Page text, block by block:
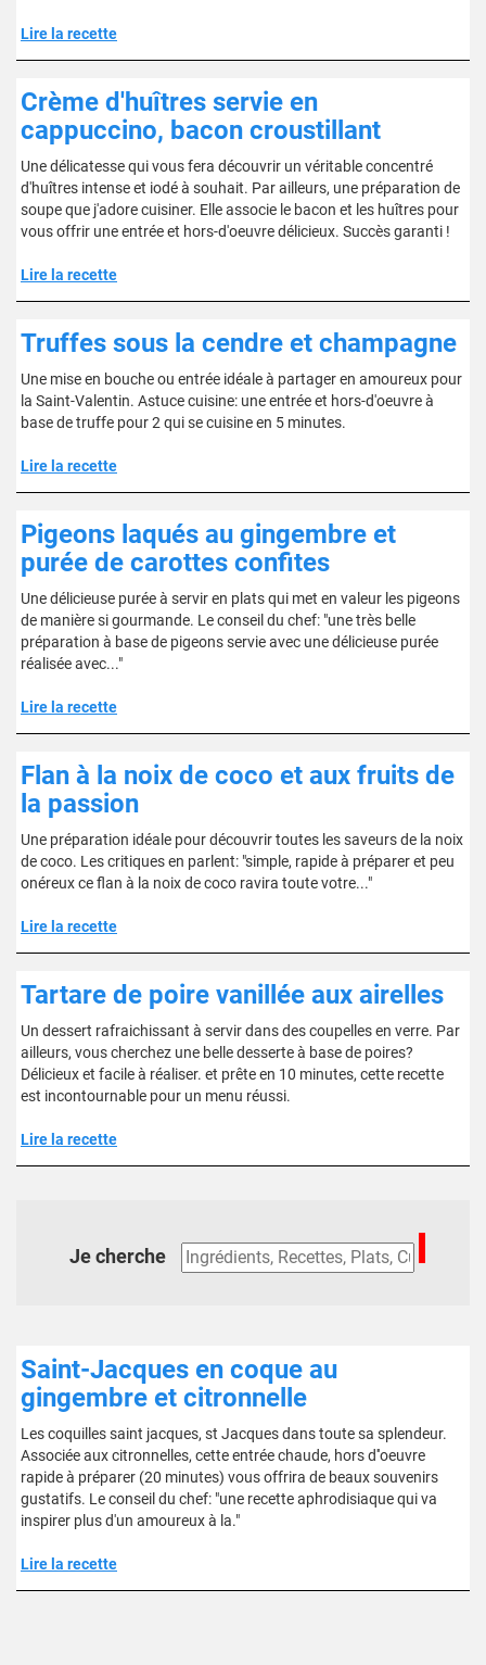
Lire la recette
Crème d'huîtres servie en
cappuccino, bacon croustillant
Une délicatesse qui vous fera découvrir un véritable concentré
d'huîtres intense et iodé à souhait. Par ailleurs, une préparation de
soupe que j'adore cuisiner. Elle associe le bacon et les huîtres pour
vous offrir une entrée et hors-d'oeuvre délicieux. Succès garanti !
Lire la recette
Truffes sous la cendre et champagne
Une mise en bouche ou entrée idéale à partager en amoureux pour
la Saint-Valentin. Astuce cuisine: une entrée et hors-d'oeuvre à
base de truffe pour 2 qui se cuisine en 5 minutes.
Lire la recette
Pigeons laqués au gingembre et
purée de carottes confites
Une délicieuse purée à servir en plats qui met en valeur les pigeons
de manière si gourmande. Le conseil du chef: "une très belle
préparation à base de pigeons servie avec une délicieuse purée
réalisée avec..."
Lire la recette
Flan à la noix de coco et aux fruits de
la passion
Une préparation idéale pour découvrir toutes les saveurs de la noix
de coco. Les critiques en parlent: "simple, rapide à préparer et peu
onéreux ce flan à la noix de coco ravira toute votre..."
Lire la recette
Tartare de poire vanillée aux airelles
Un dessert rafraichissant à servir dans des coupelles en verre. Par
ailleurs, vous cherchez une belle desserte à base de poires?
Délicieux et facile à réaliser. et prête en 10 minutes, cette recette
est incontournable pour un menu réussi.
Lire la recette
Je cherche
Saint-Jacques en coque au
gingembre et citronnelle
Les coquilles saint jacques, st Jacques dans toute sa splendeur.
Associée aux citronnelles, cette entrée chaude, hors d''oeuvre
rapide à préparer (20 minutes) vous offrira de beaux souvenirs
gustatifs. Le conseil du chef: "une recette aphrodisiaque qui va
inspirer plus d'un amoureux à la."
Lire la recette